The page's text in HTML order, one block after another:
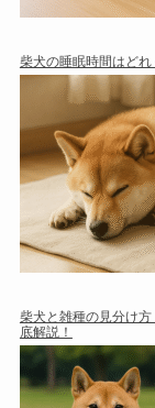
柴犬の睡眠時間はど
柴犬と雑種の見分け
底解説！